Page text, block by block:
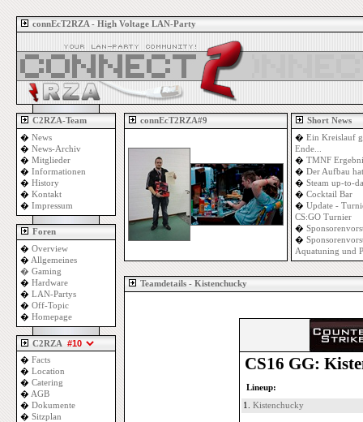
connEcT2RZA - High Voltage LAN-Party
C2RZA-Team
� News
� News-Archiv
� Mitglieder
� Informationen
� History
� Kontakt
� Impressum
Foren
� Overview
� Allgemeines
� Gaming
� Hardware
� LAN-Partys
� Off-Topic
� Homepage
C2RZA
� Facts
� Location
� Catering
� AGB
� Dokumente
� Sitzplan
connEcT2RZA#9
Short News
� Ein Kreislauf
Ende...
� TMNF
� Der Aufbau
� Steam up-to-
� Cocktail Bar
� Update -
CS:GO Turnier
�
�
Aquatuning und
Teamdetails - Kistenchucky
CS16 GG:
Lineup:
1. Kistenchucky